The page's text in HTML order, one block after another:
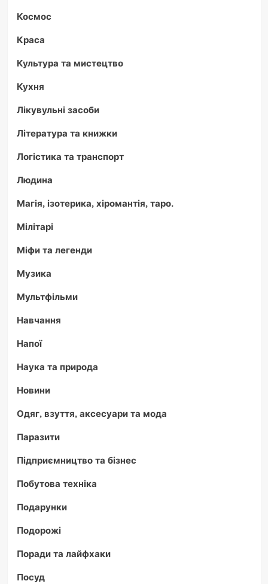
Космос
Краса
Культура та мистецтво
Кухня
Лікувульні засоби
Література та книжки
Логістика та транспорт
Людина
Магія, ізотерика, хіромантія, таро.
Мілітарі
Міфи та легенди
Музика
Мультфільми
Навчання
Напої
Наука та природа
Новини
Одяг, взуття, аксесуари та мода
Паразити
Підприємництво та бізнес
Побутова техніка
Подарунки
Подорожі
Поради та лайфхаки
Посуд